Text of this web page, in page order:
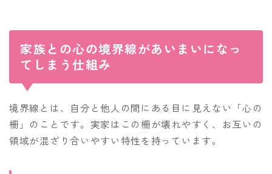
家族との心の境界線があいまいになっ
てしまう仕組み
境界線とは、自分と他人の間にある目に見えない「心の
柵」のことです。実家はこの柵が壊れやすく、お互いの
領域が混ざり合いやすい特性を持っています。